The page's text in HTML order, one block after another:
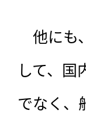
他にも
して、
でなく、